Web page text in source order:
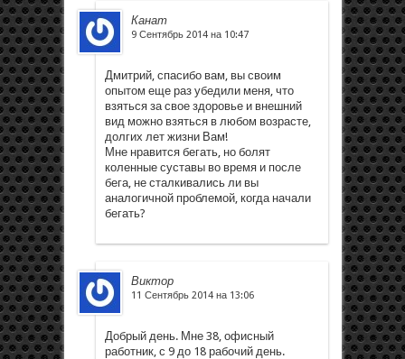
Канат
9 Сентябрь 2014 на 10:47
Дмитрий, спасибо вам, вы своим
опытом еще раз убедили меня, что
взяться за свое здоровье и внешний
вид можно взяться в любом возрасте,
долгих лет жизни Вам!
Мне нравится бегать, но болят
коленные суставы во время и после
бега, не сталкивались ли вы
аналогичной проблемой, когда начали
бегать?
Виктор
11 Сентябрь 2014 на 13:06
Добрый день. Мне 38, офисный
работник, с 9 до 18 рабочий день.